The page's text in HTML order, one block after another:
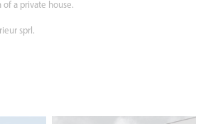
of a private house.
sprl.